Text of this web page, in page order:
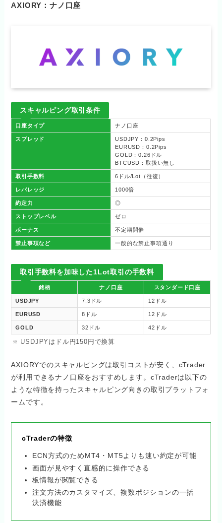
AXIORY：ナノ口座
スキャルピング取引条件
口座タイプ ナノ口座
スプレッド
USDJPY：0.2Pips
EURUSD：0.2Pips
GOLD：0.26ドル
BTCUSD：取扱い無し
取引手数料 6ドル/Lot（往復）
レバレッジ 1000倍
約定力 ◎
ストップレベル ゼロ
ボーナス 不定期開催
禁止事項など 一般的な禁止事項通り
取引手数料を加味した1Lot取引の手数料
銘柄 ナノ口座 スタンダード口座
USDJPY 7.3ドル 12ドル
EURUSD 8ドル 12ドル
GOLD 32ドル 42ドル
USDJPYはドル円150円で換算
AXIORYでのスキャルピングは取引コストが安く、cTrader
が利用できるナノ口座をおすすめします。cTraderは以下の
ような特徴を持ったスキャルピング向きの取引プラットフォ
ームです。
cTraderの特徴
ECN方式のためMT4・MT5よりも速い約定が可能
画面が見やすく直感的に操作できる
板情報が閲覧できる
注文方法のカスタマイズ、複数ポジションの一括
決済機能